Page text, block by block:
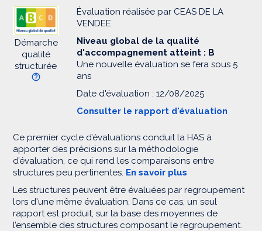
Démarche
qualité
structurée
Évaluation réalisée par CEAS DE LA
VENDEE
Niveau global de la qualité
d'accompagnement atteint : B
Une nouvelle évaluation se fera sous 5
ans
Date d'évaluation : 12/08/2025
Consulter le rapport d'évaluation
Ce premier cycle d’évaluations conduit la HAS à
apporter des précisions sur la méthodologie
d’évaluation, ce qui rend les comparaisons entre
structures peu pertinentes. En savoir plus
Les structures peuvent être évaluées par regroupement
lors d'une même évaluation. Dans ce cas, un seul
rapport est produit, sur la base des moyennes de
l’ensemble des structures composant le regroupement.